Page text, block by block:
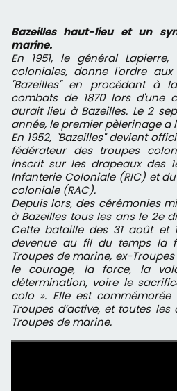
Bazeilles haut-lieu et un
marine.
En 1951, le général
coloniales, donne l'ordre
"Bazeilles" en procédant à
combats de 1870 lors d'une
aurait lieu à Bazeilles. Le 2
année, le premier pèlerinage a
En 1952, "Bazeilles" devient
fédérateur des troupes
inscrit sur les drapeaux des
Infanterie Coloniale (RIC) et
coloniale (RAC).
Depuis lors, des cérémonies
à Bazeilles tous les ans le 2e
Cette bataille des 31 août et
devenue au fil du temps la
Troupes de marine, ex-
le courage, la force, la
détermination, voire le
colo ». Elle est
Troupes d’active, et toutes
Troupes de marine.